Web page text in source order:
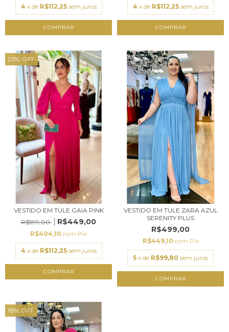
4 x de R$112,25 sem juros
COMPRAR
4 x de R$112,25 sem juros
COMPRAR
25% OFF
VESTIDO EM TULE GAIA PINK
R$599,00
R$449,00
R$404,10 com Pix
4 x de R$112,25 sem juros
COMPRAR
VESTIDO EM TULE ZARA AZUL
SERENITY PLUS
R$499,00
R$449,10 com Pix
5 x de R$99,80 sem juros
COMPRAR
18% OFF